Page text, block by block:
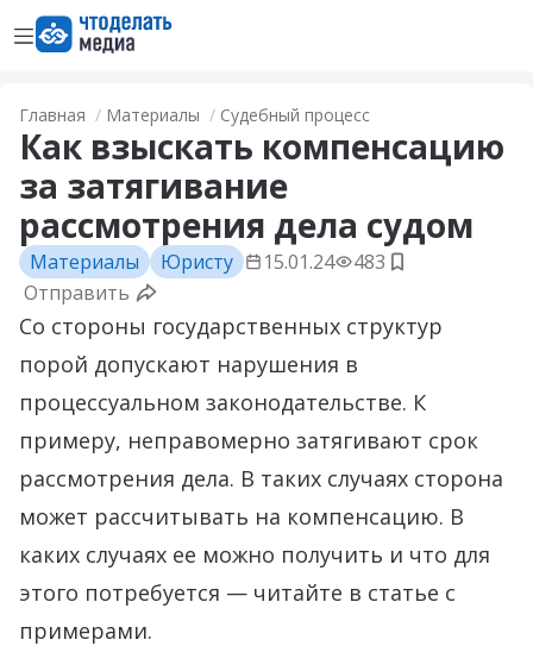
Открыть менюПерейти на главную страницу
Главная Материалы Судебный процесс
Как взыскать компенсацию
за затягивание
рассмотрения дела судом
Материалы Юристу 15.01.24 483 Добавить в
Отправить
Со стороны государственных структур
порой допускают нарушения в
процессуальном законодательстве. К
примеру, неправомерно затягивают срок
рассмотрения дела. В таких случаях сторона
может рассчитывать на компенсацию. В
каких случаях ее можно получить и что для
этого потребуется — читайте в статье с
примерами.